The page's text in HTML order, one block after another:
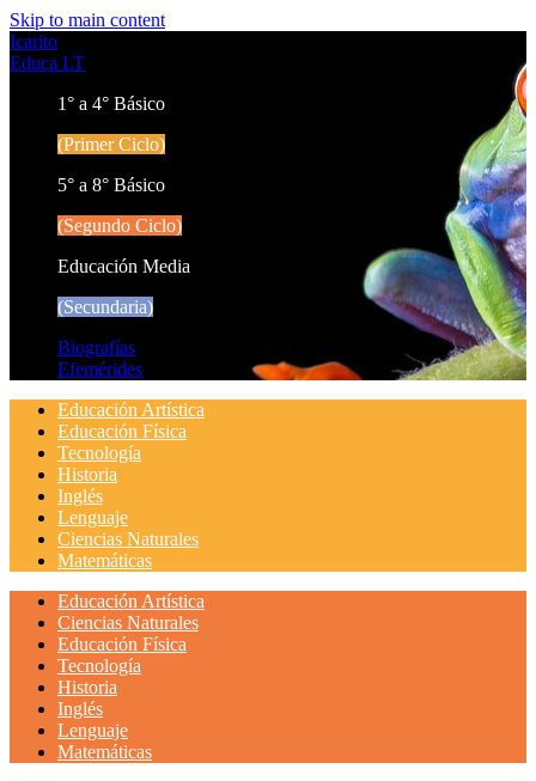
Skip to main content
Icarito
Educa LT
1° a 4° Básico
(Primer Ciclo)
5° a 8° Básico
(Segundo Ciclo)
Educación Media
(Secundaria)
Biografías
Efemérides
Educación Artística
Educación Física
Tecnología
Historia
Inglés
Lenguaje
Ciencias Naturales
Matemáticas
Educación Artística
Ciencias Naturales
Educación Física
Tecnología
Historia
Inglés
Lenguaje
Matemáticas